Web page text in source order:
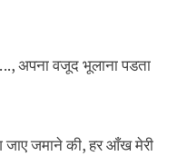
अपना वजूद भूलाना पडता
जमाने की, हर आँख मेरी